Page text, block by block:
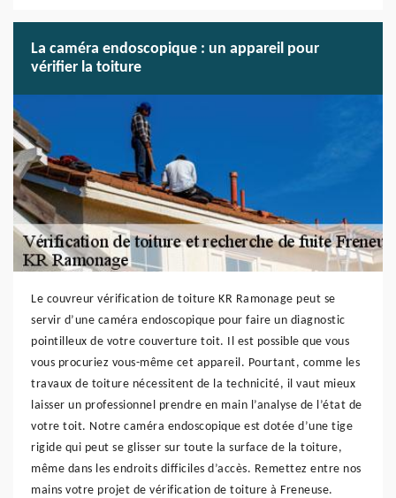
La caméra endoscopique : un appareil pour
vérifier la toiture
Le couvreur vérification de toiture KR Ramonage peut se
servir d’une caméra endoscopique pour faire un diagnostic
pointilleux de votre couverture toit. Il est possible que vous
vous procuriez vous-même cet appareil. Pourtant, comme les
travaux de toiture nécessitent de la technicité, il vaut mieux
laisser un professionnel prendre en main l’analyse de l’état de
votre toit. Notre caméra endoscopique est dotée d’une tige
rigide qui peut se glisser sur toute la surface de la toiture,
même dans les endroits difficiles d’accès. Remettez entre nos
mains votre projet de vérification de toiture à Freneuse.